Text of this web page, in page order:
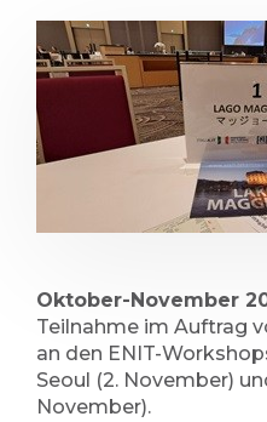
Oktober-November
Teilnahme im Auftrag
an den ENIT-
Seoul (2. November)
November).